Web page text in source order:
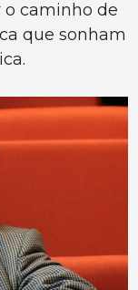
o caminho de
que sonham